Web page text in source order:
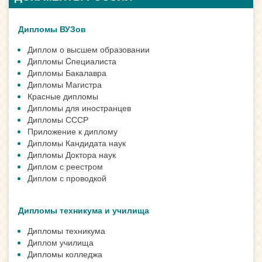
Дипломы ВУЗов
Диплом о высшем образовании
Дипломы Cпециалиста
Дипломы Бакалавра
Дипломы Магистра
Красные дипломы
Дипломы для иностранцев
Дипломы СССР
Приложение к диплому
Дипломы Кандидата наук
Дипломы Доктора наук
Диплом с реестром
Диплом с проводкой
Дипломы техникума и училища
Дипломы техникума
Диплом училища
Дипломы колледжа